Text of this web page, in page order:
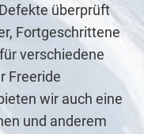
überprüft
Fortgeschrittene
verschiedene
Freeride
wir auch eine
und anderem